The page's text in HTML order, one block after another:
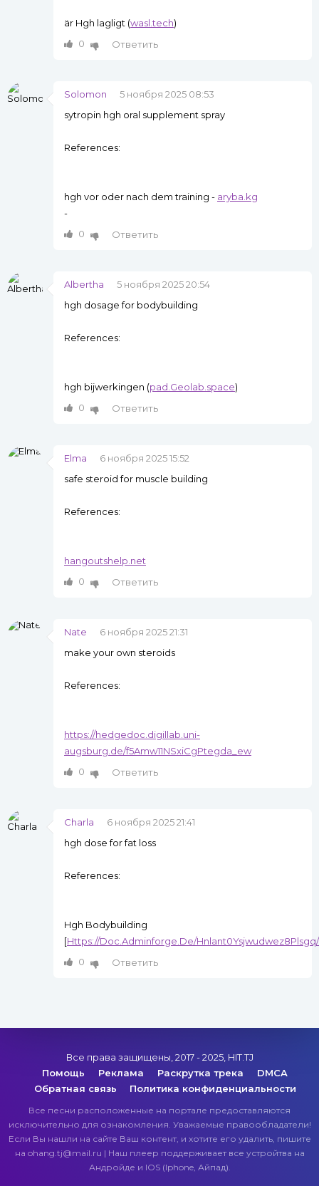
är Hgh lagligt (wasl.tech)
0
Ответить
Solomon
5 ноября 2025 08:53
sytropin hgh oral supplement spray
References:
hgh vor oder nach dem training - aryba.kg
-
0
Ответить
Albertha
5 ноября 2025 20:54
hgh dosage for bodybuilding
References:
hgh bijwerkingen (pad.Geolab.space)
0
Ответить
Elma
6 ноября 2025 15:52
safe steroid for muscle building
References:
hangoutshelp.net
0
Ответить
Nate
6 ноября 2025 21:31
make your own steroids
References:
https://hedgedoc.digillab.uni-
augsburg.de/f5Amw11NSxiCgPtegda_ew
0
Ответить
Charla
6 ноября 2025 21:41
hgh dose for fat loss
References:
Hgh Bodybuilding
[Https://Doc.Adminforge.De/Hnlant0Ysjwudwez8Plsgq/
0
Ответить
Все права защищены, 2017 - 2025, HIT.TJ
Помощь
Реклама Раскрутка трека
DMCA
Обратная связь
Политика конфиденциальности
Все песни расположенные на портале предоставляются
исключительно для ознакомления. Уважаемые правообладатели!
Если Вы нашли на сайте Ваш контент, и хотите его удалить, пишите
на ohang.tj@mail.ru | Наш плеер поддерживает все устройтва на
Андройде и IOS (Iphone, Айпад).